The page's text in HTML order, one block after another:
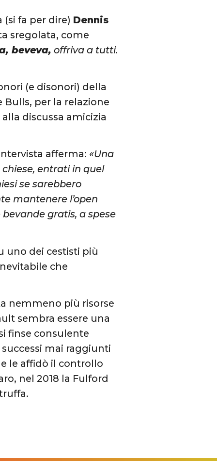
fa per dire) Dennis
sregolata, come
beveva, offriva a tutti.
(e disonori) della
Bulls, per la relazione
discussa amicizia
afferma: «Una
entrati in quel
se sarebbero
mantenere l’open
gratis, a spese
uno dei cestisti più
che
nemmeno più risorse
sembra essere una
finse consulente
mai raggiunti
le affidò il controllo
nel 2018 la Fulford